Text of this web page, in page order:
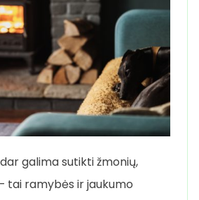
galima sutikti žmonių,
tai ramybės ir jaukumo